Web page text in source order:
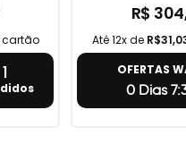
1
R$
Até 12x de
OFERTAS
0 Dias